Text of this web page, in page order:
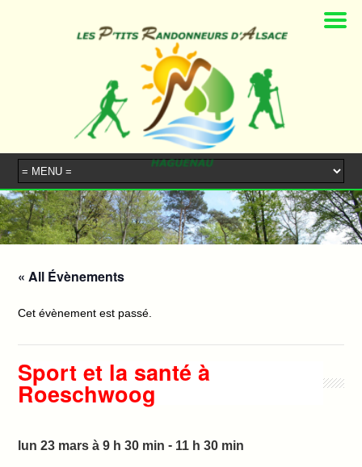
« All Évènements
Cet évènement est passé.
Sport et la santé à
Roeschwoog
lun 23 mars à 9 h 30 min - 11 h 30 min